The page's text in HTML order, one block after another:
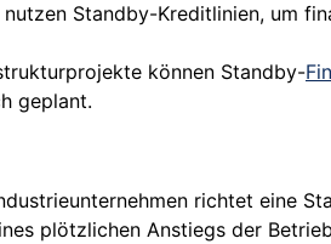
nutzen Standby-Kreditlinien, um
können Standby-
geplant.
richtet eine
plötzlichen Anstiegs der